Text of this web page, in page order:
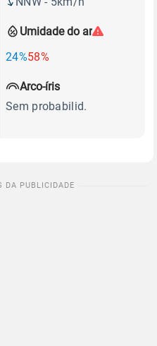
Umidade do ar
24%58%
Arco-íris
Sem probabilid.